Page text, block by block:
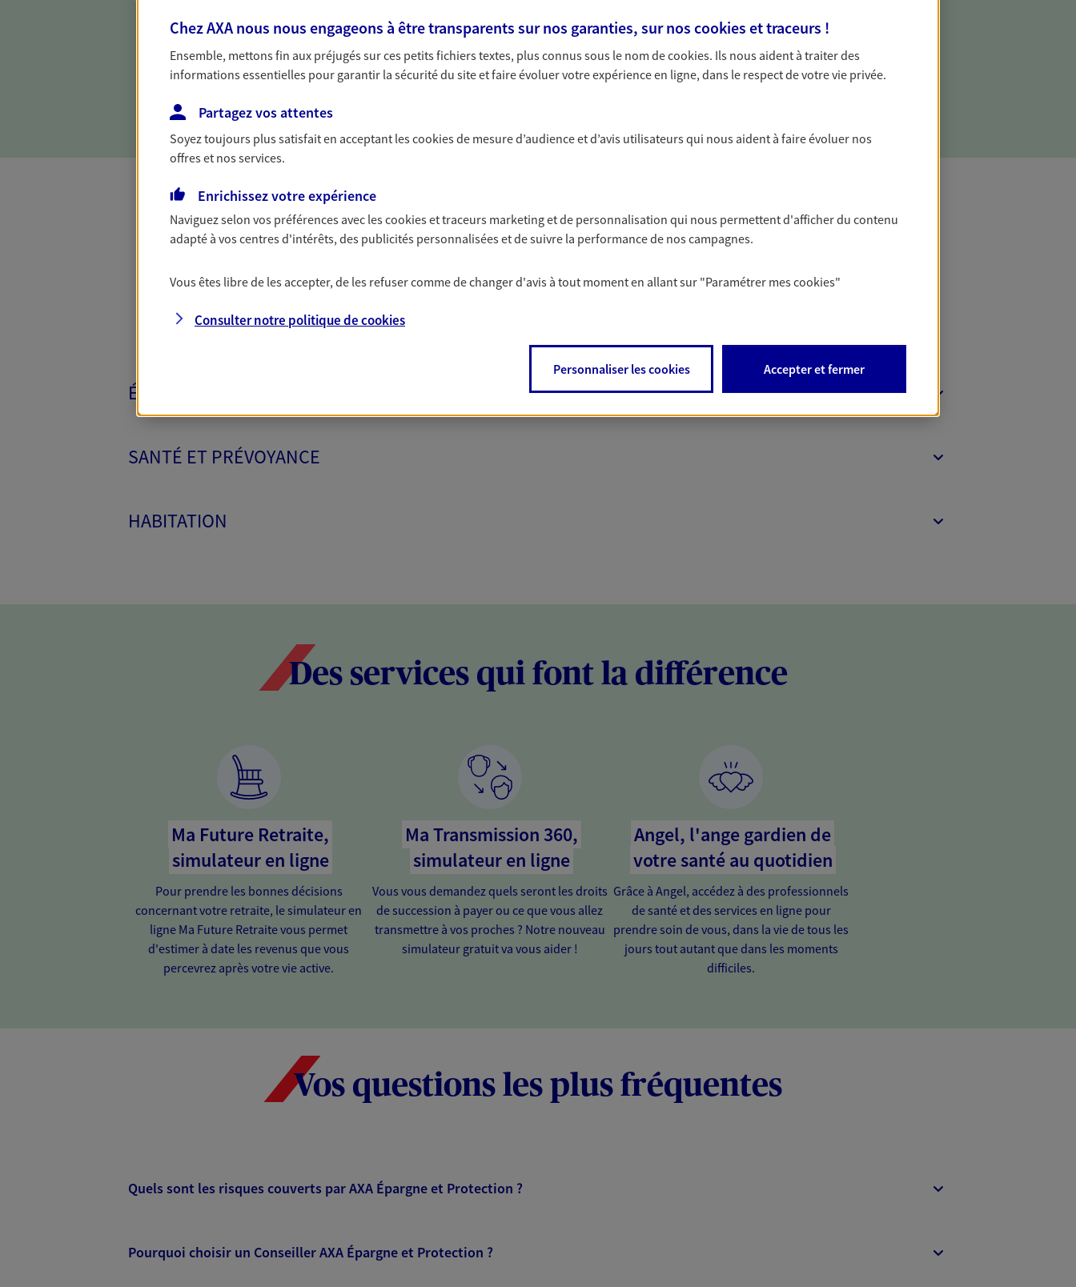
Parce qu'avant de définir une stratégie, il est nécessaire
d'établir un bon diagnostic, nous vous accompagnons pour
dresser un bilan complet de votre situation. Une analyse
solide pour vous formuler des conseils cohérents avec vos
Nous sommes à votre écoute pour vous proposer des
solutions assurantielles couvrant les risques liés à votre
activité, mais aussi les risques liés à votre vie privée. Un seul
interlocuteur pour tous vos besoins, ça change tout.
Toutes nos solutions AXA Épargne et Protection
ÉPARGNE ET RETRAITE
SANTÉ ET PRÉVOYANCE
HABITATION
Des services qui font la différence
Ma Future Retraite,
simulateur en ligne
Pour prendre les bonnes décisions
concernant votre retraite, le simulateur en
ligne Ma Future Retraite vous permet
d'estimer à date les revenus que vous
percevrez après votre vie active.
Ma Transmission 360,
simulateur en ligne
Vous vous demandez quels seront les droits
de succession à payer ou ce que vous allez
transmettre à vos proches ? Notre nouveau
simulateur gratuit va vous aider !
Angel, l'ange gardien de
votre santé au quotidien
Grâce à Angel, accédez à des professionnels
de santé et des services en ligne pour
prendre soin de vous, dans la vie de tous les
jours tout autant que dans les moments
difficiles.
Vos questions les plus fréquentes
Quels sont les risques couverts par AXA Épargne et Protection ?
Pourquoi choisir un Conseiller AXA Épargne et Protection ?
Chez AXA nous nous engageons à être transparents sur nos garanties, sur nos cookies et traceurs !
Ensemble, mettons fin aux préjugés sur ces petits fichiers textes, plus connus sous le nom decookies. Ils nous aident à traiter des
informations essentielles pour garantir la sécurité du site et faire évoluer votre expérience en ligne, dans le respect de votre vie privée.
Partagez vos attentes
Soyez toujours plus satisfait en acceptant lescookiesde mesure d’audience et d’avis utilisateurs qui nous aident à faire évoluer nos
offres et nos services.
Enrichissez votre expérience
Naviguez selon vos préférences avec lescookies et traceurs marketing et de personnalisation qui nous permettent d'afficher du contenu
adapté à vos centres d'intérêts, des publicités personnalisées et de suivre la performance de nos campagnes.
Vous êtes libre de les accepter, de les refuser comme de changer d'avis à tout moment en allant sur "Paramétrer mescookies"
Consulter notre politique decookies
Personnaliser les cookies Accepter et fermer